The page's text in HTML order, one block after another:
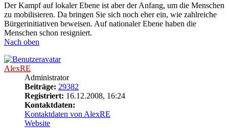
Der Kampf auf lokaler Ebene ist aber der Anfang, um die Menschen
zu mobilisieren. Da bringen Sie sich noch eher ein, wie zahlreiche
Bürgerinitiativen beweisen. Auf nationaler Ebene haben die
Menschen schon resigniert.
Nach oben
AlexRE
Administrator
Beiträge: 29382
Registriert: 16.12.2008, 16:24
Kontaktdaten:
Kontaktdaten von AlexRE
Website